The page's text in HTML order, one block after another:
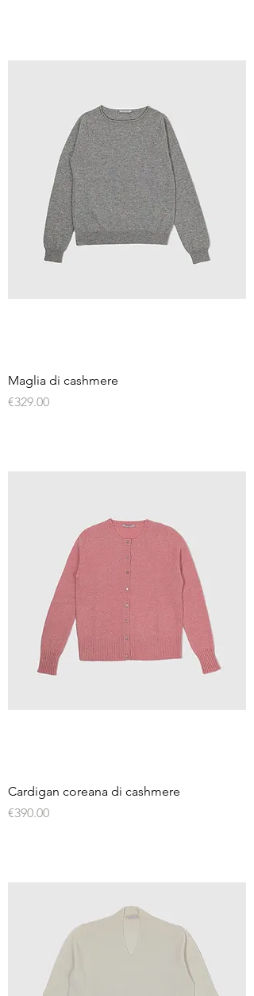
Maglia di cashmere
Price
€329.00
Cardigan coreana di cashmere
Price
€390.00